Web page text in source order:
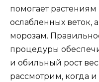
помогает растениям
ослабленных веток,
морозам.
процедуры
и обильный рост
рассмотрим, когда и